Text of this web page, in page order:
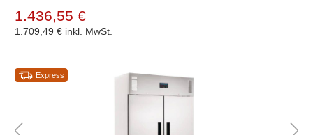
1.436,55 €
1.709,49 € inkl. MwSt.
Express